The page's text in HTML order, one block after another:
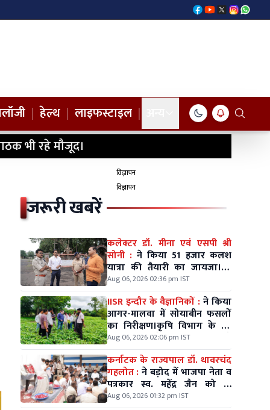
| हेल्थ | लाइफस्टाइल |
भी रहे मौजूद।
विज्ञापन
विज्ञापन
जरूरी खबरें
कलेक्टर डॉ. मीना एवं एसपी श्री
सोनी : ने किया 51 हजार कलश
यात्रा की तैयारी का जायजा।10
अगस्त को विधायक श्री मधु गहलोत
के नेतृत्व में निकलेगी विशाल कलश
यात्रा।
Aug 06, 2026 02:36 pm IST
IISR इन्दौर के वैज्ञानिकों :ने किया
आगर-मालवा में सोयाबीन फसलों
का निरीक्षण।कृषि विभाग के उप
संचालक गोपेश पाठक भी रहे
मौजूद।
Aug 06, 2026 02:06 pm IST
कर्नाटक के राज्यपाल डॉ. थावरचंद
गहलोत :ने बड़ोद में भाजपा नेता व
पत्रकार स्व. महेंद्र जैन को दी
श्रद्धांजलि।
Aug 06, 2026 01:32 pm IST